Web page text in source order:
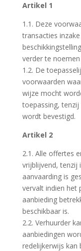
Artikel 1
1.1. Deze
transacties
verder te
1.2. De
voorwaarden
wijze mocht
toepassing,
wordt bevestigd.
Artikel 2
2.1. Alle offertes
vrijblijvend, tenzij
aanvaarding is
vervalt indien het
aanbieding
beschikbaar is.
2.2. Verhuurder
aanbiedingen
redelijkerwijs